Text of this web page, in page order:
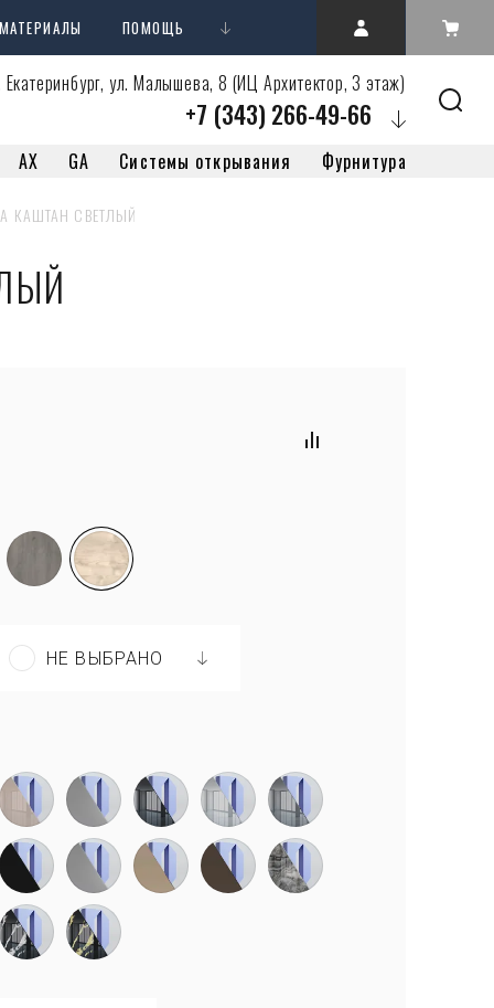
ПОМОЩЬ
Екатеринбург, ул. Малышева, 8 (ИЦ Архитектор, 3 этаж)
+7 (343) 266-49-66
AX GA Системы открывания Фурнитура
КАШТАН СВЕТЛЫЙ
НЕ ВЫБРАНО